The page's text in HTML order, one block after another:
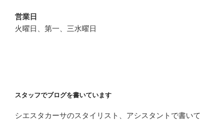
営業日
火曜日、第一、三水曜日
スタッフでブログを書いています
シエスタカーサのスタイリスト、アシスタントで書いて